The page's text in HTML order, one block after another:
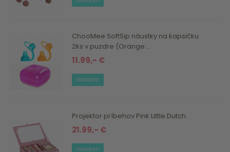
ChooMee SoftSip náustky na kapsičku
2ks v puzdre (Orange ...
11.99,- €
skladom
Projektor príbehov Pink Little Dutch
21.99,- €
skladom